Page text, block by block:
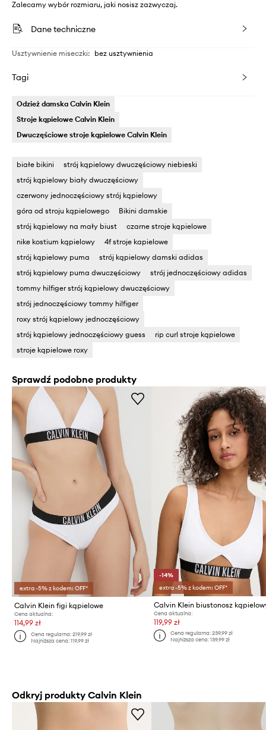
Zalecamy wybór rozmiaru, jaki nosisz zazwyczaj.
Dane techniczne
Usztywnienie miseczki: bez usztywnienia
Tagi
Odzież damska Calvin Klein
Stroje kąpielowe Calvin Klein
Dwuczęściowe stroje kąpielowe Calvin Klein
białe bikini
strój kąpielowy dwuczęściowy niebieski
strój kąpielowy biały dwuczęściowy
czerwony jednoczęściowy strój kąpielowy
góra od stroju kąpielowego
Bikini damskie
strój kąpielowy na mały biust
czarne stroje kąpielowe
nike kostium kąpielowy
4f stroje kapielowe
strój kąpielowy puma
strój kąpielowy damski adidas
strój kąpielowy puma dwuczęściowy
strój jednoczęściowy adidas
tommy hilfiger strój kąpielowy dwuczęściowy
strój jednoczęściowy tommy hilfiger
roxy strój kąpielowy jednoczęściowy
strój kąpielowy jednoczęściowy guess
rip curl stroje kąpielowe
stroje kąpielowe roxy
Sprawdź podobne produkty
extra -5% z kodem: OFF*
Calvin Klein figi kąpielowe
Cena aktualna:
114,99 zł
Cena regularna:219,99 zł
Najniższa cena:119,99 zł
-14%
extra -5% z kodem: OFF*
Calvin Klein biustonosz
Cena aktualna:
119,99 zł
Cena regularna: 239,99 zł
Najniższa cena: 139,99 zł
Odkryj produkty Calvin Klein